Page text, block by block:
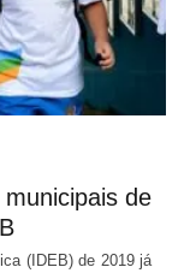
de
(IDEB) de 2019 já